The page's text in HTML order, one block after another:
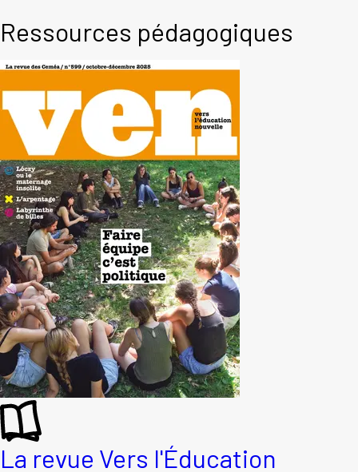
Ressources pédagogiques
La revue Vers l'Éducation